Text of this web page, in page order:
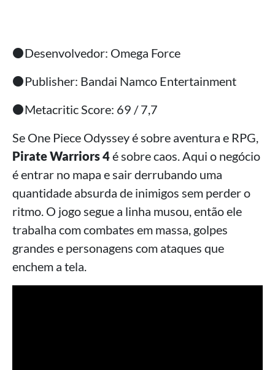
⚫Desenvolvedor: Omega Force
⚫Publisher: Bandai Namco Entertainment
⚫Metacritic Score: 69 / 7,7
Se One Piece Odyssey é sobre aventura e RPG,
Pirate Warriors 4é sobre caos. Aqui o negócio
é entrar no mapa e sair derrubando uma
quantidade absurda de inimigos sem perder o
ritmo. O jogo segue a linha musou, então ele
trabalha com combates em massa, golpes
grandes e personagens com ataques que
enchem a tela.